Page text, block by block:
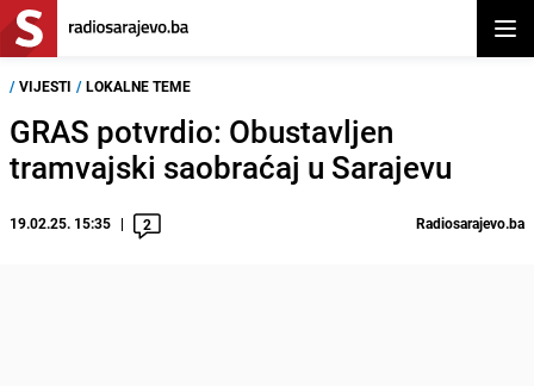
/ VIJESTI / LOKALNE TEME
GRAS potvrdio: Obustavljen
tramvajski saobraćaj u Sarajevu
19.02.25. 15:35 2 Radiosarajevo.ba